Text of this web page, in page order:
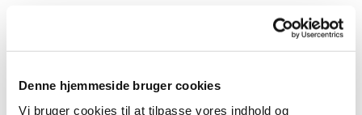
Denne hjemmeside bruger cookies
Vi bruger cookies til at tilpasse vores indhold og